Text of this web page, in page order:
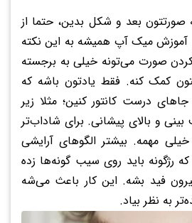
صورتتون بعد و شکل بدین، حتما از
آموزش میک آپ همیشه به این نکته
صورت می‌تونه خیلی به برجسته
کمک کنه. فقط یادتون باشه که
درست کانتور کنین؛ مثلا زیر
و بالای پیشانی. برای شاداب‌تر
خیلی مهمه. بیشتر الگوهای آرایشی
رژگونه باید روی سیب گونه‌ها زده
فید بشه. این کار باعث می‌شه
به نظر بیاد.